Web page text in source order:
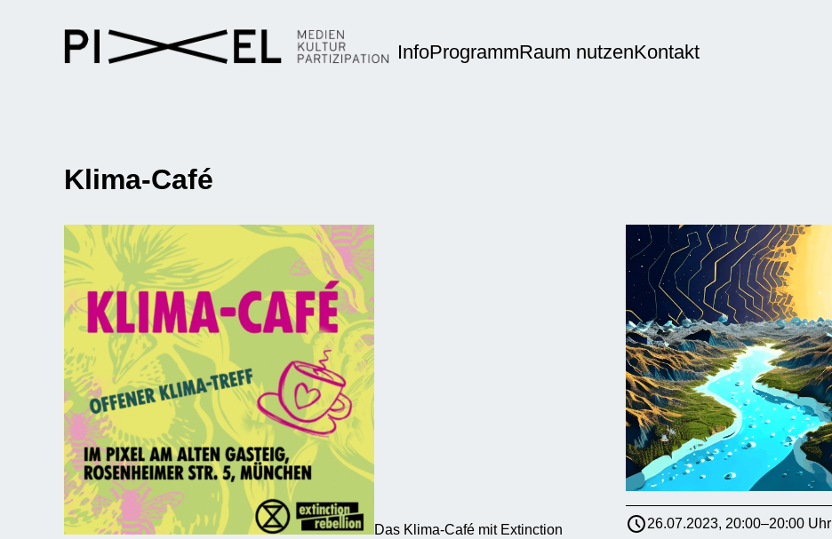
InfoProgrammRaum nutzenKontakt
Klima-Café
Das Klima-Café mit Extinction
26.07.2023, 20:00–20:00 Uhr